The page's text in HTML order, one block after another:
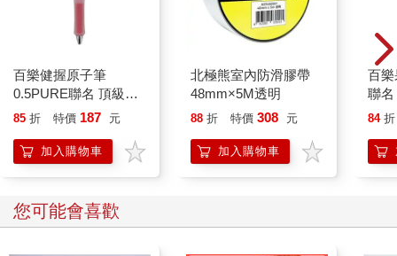
百樂健握原子筆
0.5PURE聯名 頂級白
桃(限量)
85 折 特價 187 元
加入購物車
北極熊室內防滑膠帶
48mm×5M透明
88 折 特價 308 元
加入購物車
百
聯
84 折
您可能會喜歡